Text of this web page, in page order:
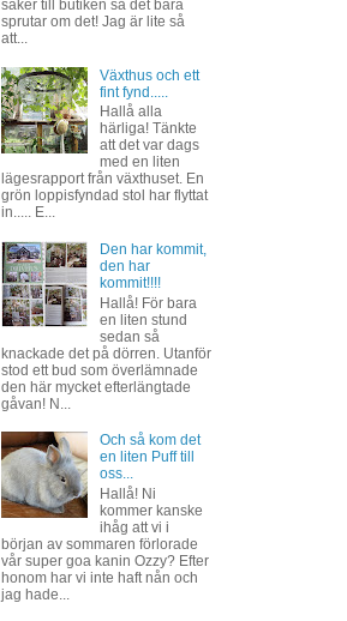
saker till butiken så det bara
sprutar om det! Jag är lite så
att...
Växthus och ett
fint fynd.....
Hallå alla
härliga! Tänkte
att det var dags
med en liten
lägesrapport från växthuset. En
grön loppisfyndad stol har flyttat
in..... E...
Den har kommit,
den har
kommit!!!!
Hallå! För bara
en liten stund
sedan så
knackade det på dörren. Utanför
stod ett bud som överlämnade
den här mycket efterlängtade
gåvan! N...
Och så kom det
en liten Puff till
oss...
Hallå! Ni
kommer kanske
ihåg att vi i
början av sommaren förlorade
vår super goa kanin Ozzy? Efter
honom har vi inte haft nån och
jag hade...